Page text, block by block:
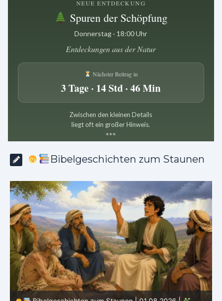
NEUE ENTDECKUNG
Spuren der Schöpfung
Donnerstag · 18:00 Uhr
Entdeckungen aus der Natur
Nächster Beitrag in
3 Tage · 14 Std · 46 Min
Zwischen den kleinen Details
liegt oft ein großer Hinweis.
***
Bibelgeschichten zum Staunen